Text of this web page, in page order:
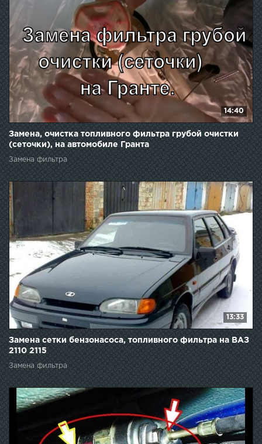
14:40
Замена, очистка топливного фильтра грубой очистки
(сеточки), на автомобиле Гранта
Замена фильтра
13:33
Замена сетки бензонасоса, топливного фильтра на ВАЗ
2110 2115
Замена фильтра